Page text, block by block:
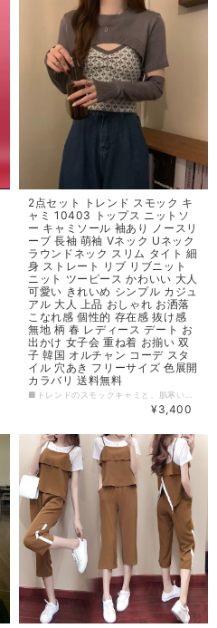
2点セット トレンド スモック キ
ャミ 10403 トップス ニットソ
ー キャミソール 袖あり ノースリ
ーブ 長袖 萌袖 Vネック Uネック
ラウンドネック スリム タイト 細
身 ストレート リブ リブニット
ニット ツーピース かわいい 大人
可愛い きれいめ シンプル カジュ
アル 大人 上品 おしゃれ お洒落
こなれ感 個性的 存在感 抜け感
無地 柄 春 レディース デート お
出かけ 女子会 重ね着 お揃い 双
子 韓国 オルチャン コーデ スタ
イル 穴あき フリーサイズ 色展開
カラバリ 送料無料
¥3,400